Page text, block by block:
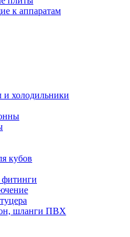
к аппаратам
и холодильники
кубов
шланги ПВХ